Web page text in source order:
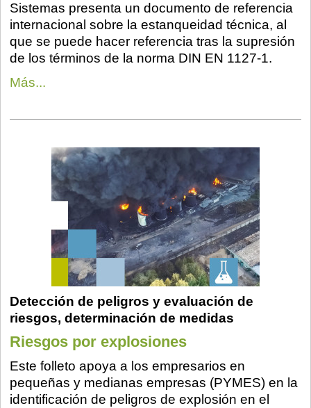
Sistemas presenta un documento de referencia
internacional sobre la estanqueidad técnica, al
que se puede hacer referencia tras la supresión
de los términos de la norma DIN EN 1127-1.
Más...
Detección de peligros y evaluación de
riesgos, determinación de medidas
Riesgos por explosiones
Este folleto apoya a los empresarios en
pequeñas y medianas empresas (PYMES) en la
identificación de peligros de explosión en el